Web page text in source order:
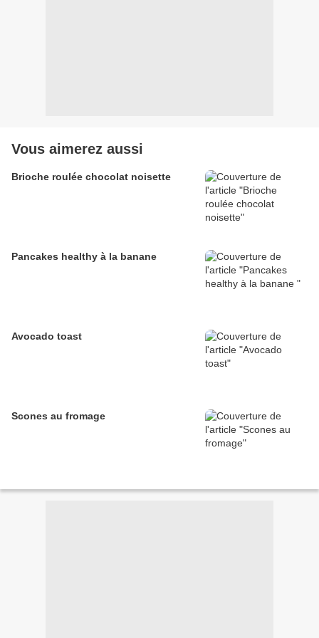
Vous aimerez aussi
Brioche roulée chocolat noisette
Pancakes healthy à la banane
Avocado toast
Scones au fromage